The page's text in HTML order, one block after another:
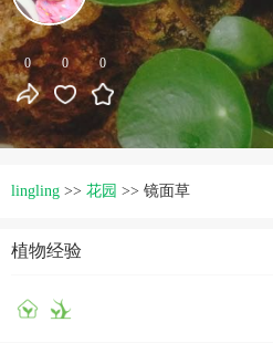
0 0 0
lingling >> 花园 >> 镜面草
植物经验